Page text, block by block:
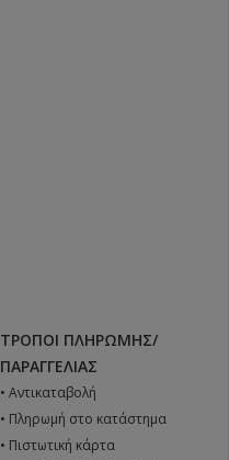
ΤΡΌΠΟΙ ΠΛΗΡΩΜΉΣ/
ΠΑΡΑΓΓΕΛΊΑΣ
• Αντικαταβολή
• Πληρωμή στο κατάστημα
• Πιστωτική κάρτα